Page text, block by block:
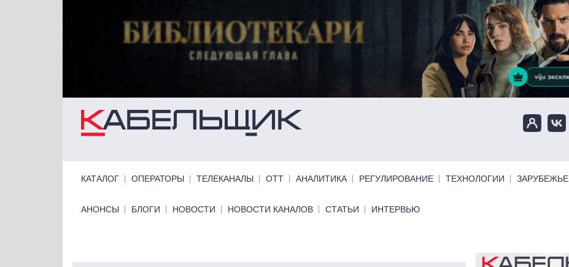
КАТАЛОГ ОПЕРАТОРЫ ТЕЛЕКАНАЛЫ ОТТ АНАЛИТИКА РЕГУЛИРОВАНИЕ ТЕХНОЛОГИИ ЗАРУБЕЖЬЕ
Primary links bottom
АНОНСЫ БЛОГИ НОВОСТИ НОВОСТИ КАНАЛОВ СТАТЬИ ИНТЕРВЬЮ